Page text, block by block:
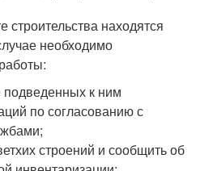
строительства находятся
необходимо
к ним
по согласованию с
строений и сообщить об